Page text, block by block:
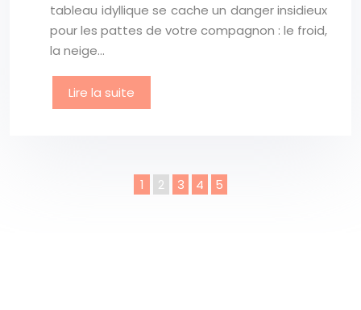
tableau idyllique se cache un danger insidieux
pour les pattes de votre compagnon : le froid,
la neige…
Lire la suite
1 2 3 4 5